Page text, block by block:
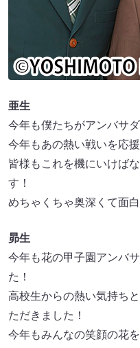
亜生
今年も僕たちがアンバサ
今年もあの熱い戦いを応
皆様もこれを機にいけば
す！
めちゃくちゃ奥深くて面白
昴生
今年も花の甲子園アンバ
た！
高校生からの熱い気持ち
ただきました！
今年もみんなの笑顔の花